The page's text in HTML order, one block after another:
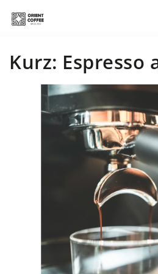
Kurz: Espresso